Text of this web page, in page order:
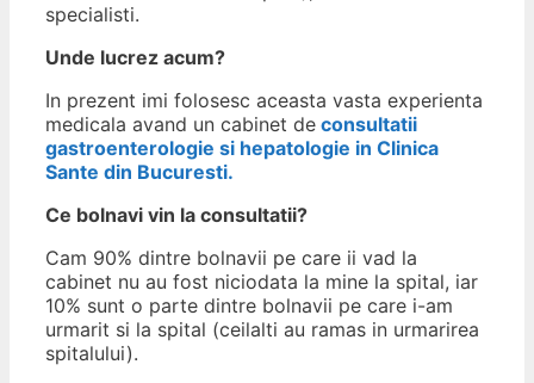
specialisti.
Unde lucrez acum?
In prezent imi folosesc aceasta vasta experienta
medicala avand un cabinet de consultatii
gastroenterologie si hepatologie in Clinica
Sante din Bucuresti.
Ce bolnavi vin la consultatii?
Cam 90% dintre bolnavii pe care ii vad la
cabinet nu au fost niciodata la mine la spital, iar
10% sunt o parte dintre bolnavii pe care i-am
urmarit si la spital (ceilalti au ramas in urmarirea
spitalului).